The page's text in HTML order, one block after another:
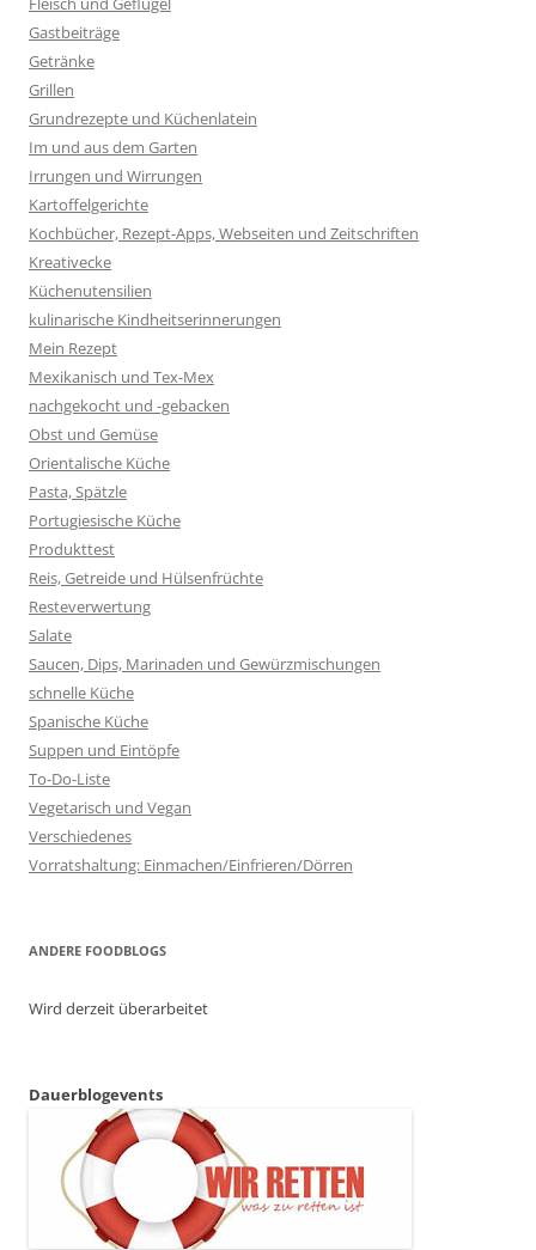
Gastbeiträge
Getränke
Grillen
Grundrezepte und Küchenlatein
Im und aus dem Garten
Irrungen und Wirrungen
Kartoffelgerichte
Kochbücher, Rezept-Apps, Webseiten und Zeitschriften
Kreativecke
Küchenutensilien
kulinarische Kindheitserinnerungen
Mein Rezept
Mexikanisch und Tex-Mex
nachgekocht und -gebacken
Obst und Gemüse
Orientalische Küche
Pasta, Spätzle
Portugiesische Küche
Produkttest
Reis, Getreide und Hülsenfrüchte
Resteverwertung
Salate
Saucen, Dips, Marinaden und Gewürzmischungen
schnelle Küche
Spanische Küche
Suppen und Eintöpfe
To-Do-Liste
Vegetarisch und Vegan
Verschiedenes
Vorratshaltung: Einmachen/Einfrieren/Dörren
ANDERE FOODBLOGS
Wird derzeit überarbeitet
Dauerblogevents